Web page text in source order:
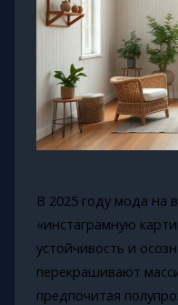
В 2025 году мода на
«инстаграмную
устойчивость и
перекрашивают
предпочитая